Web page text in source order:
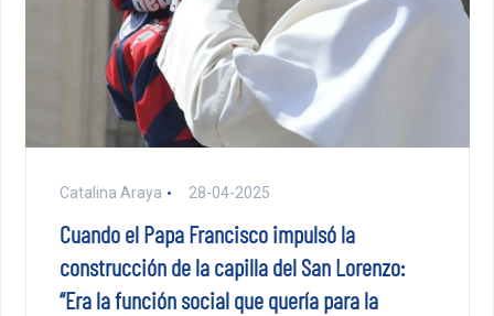
Catalina Araya 28-04-2025
Cuando el Papa Francisco impulsó la
construcción de la capilla del San Lorenzo:
“Era la función social que quería para la